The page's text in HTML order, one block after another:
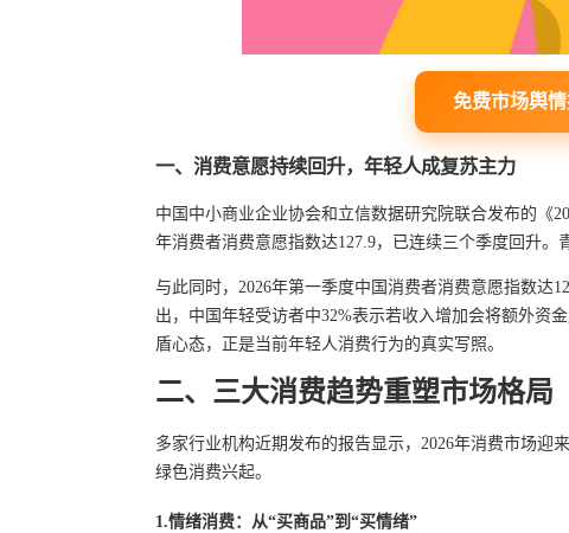
免费市场舆
一、消费意愿持续回升，年轻人成复苏主力
中国中小商业企业协会和立信数据研究院联合发布的《
年消费者消费意愿指数达127.9，已连续三个季度回升。
与此同时，2026年第一季度中国消费者消费意愿指数达
出，中国年轻受访者中32%表示若收入增加会将额外资
盾心态，正是当前年轻人消费行为的真实写照。
二、三大消费趋势重塑市场格局
多家行业机构近期发布的报告显示，2026年消费市场迎
绿色消费兴起。
1.情绪消费：从“买商品”到“买情绪”